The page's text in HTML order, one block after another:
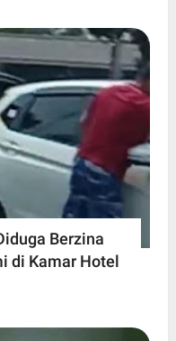
Berzina
di Kamar Hotel